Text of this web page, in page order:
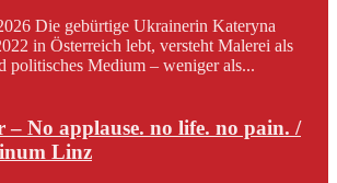
Die gebürtige Ukrainerin Kateryna
in Österreich lebt, versteht Malerei als
politisches Medium – weniger als...
No applause. no life. no pain. /
Linz